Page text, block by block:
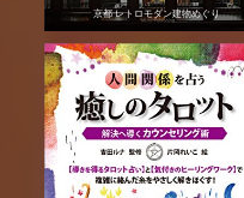
京都 レトロモダン建物めぐり